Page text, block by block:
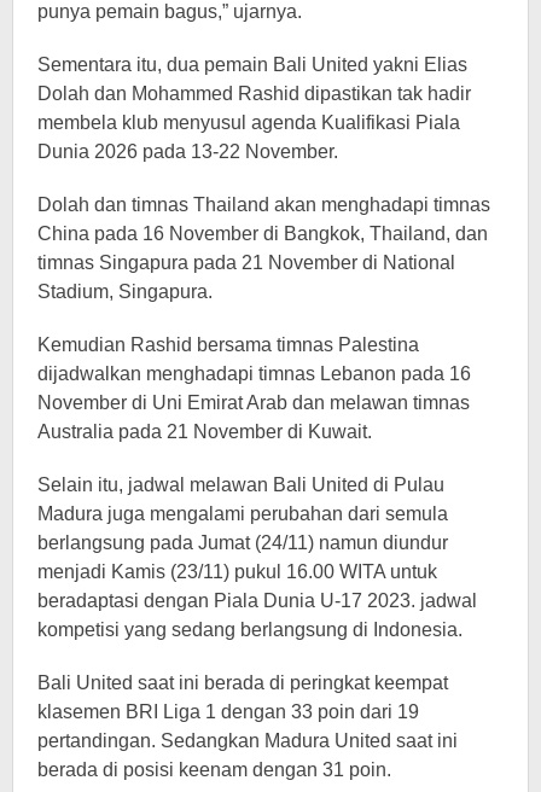
punya pemain bagus,” ujarnya.
Sementara itu, dua pemain Bali United yakni Elias
Dolah dan Mohammed Rashid dipastikan tak hadir
membela klub menyusul agenda Kualifikasi Piala
Dunia 2026 pada 13-22 November.
Dolah dan timnas Thailand akan menghadapi timnas
China pada 16 November di Bangkok, Thailand, dan
timnas Singapura pada 21 November di National
Stadium, Singapura.
Kemudian Rashid bersama timnas Palestina
dijadwalkan menghadapi timnas Lebanon pada 16
November di Uni Emirat Arab dan melawan timnas
Australia pada 21 November di Kuwait.
Selain itu, jadwal melawan Bali United di Pulau
Madura juga mengalami perubahan dari semula
berlangsung pada Jumat (24/11) namun diundur
menjadi Kamis (23/11) pukul 16.00 WITA untuk
beradaptasi dengan Piala Dunia U-17 2023. jadwal
kompetisi yang sedang berlangsung di Indonesia.
Bali United saat ini berada di peringkat keempat
klasemen BRI Liga 1 dengan 33 poin dari 19
pertandingan. Sedangkan Madura United saat ini
berada di posisi keenam dengan 31 poin.